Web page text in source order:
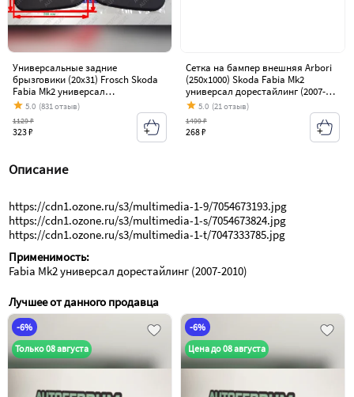
Универсальные задние
брызговики (20х31) Frosch Skoda
Fabia Mk2 универсал
дорестайлинг (2007-2010)
5.0 (831 отзыв)
323 ₽
1129 ₽
Сетка на бампер внешняя Arbori
(250х1000) Skoda Fabia Mk2
универсал дорестайлинг (2007-
2010)
5.0 (21 отзыв)
268 ₽
1499 ₽
Описание
https://cdn1.ozone.ru/s3/multimedia-1-9/7054673193.jpg
https://cdn1.ozone.ru/s3/multimedia-1-s/7054673824.jpg
https://cdn1.ozone.ru/s3/multimedia-1-t/7047333785.jpg
Применимость:
Fabia Mk2 универсал дорестайлинг (2007-2010)
Лучшее от данного продавца
-6%
Только 08 августа
-6%
Цена до 08 августа